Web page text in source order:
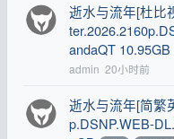
逝水与流年[杜比
andaQT 10.95GB
admin 20小时前
逝水与流年[简繁
p.DSNP.WEB-